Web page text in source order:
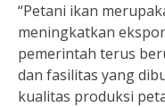
“Petani ikan
meningkatkan
pemerintah terus
dan fasilitas yang
kualitas produksi